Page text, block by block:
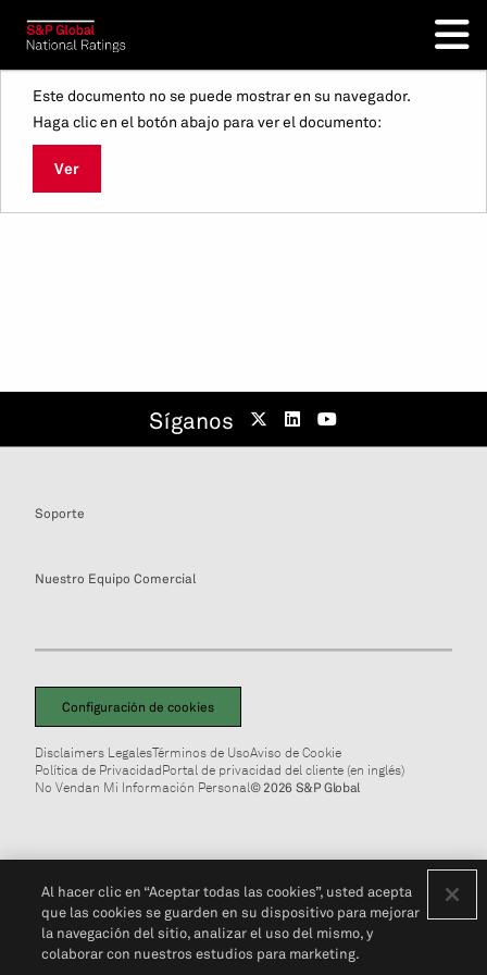
Este documento no se puede mostrar en su navegador.
Haga clic en el botón abajo para ver el documento:
Ver
Síganos
Soporte
Nuestro Equipo Comercial
Configuración de cookies
Disclaimers LegalesTérminos de UsoAviso de Cookie
Política de PrivacidadPortal de privacidad del cliente (en inglés)
No Vendan Mi Información Personal© 2026 S&P Global
Al hacer clic en “Aceptar todas las cookies”, usted acepta
que las cookies se guarden en su dispositivo para mejorar
la navegación del sitio, analizar el uso del mismo, y
colaborar con nuestros estudios para marketing.